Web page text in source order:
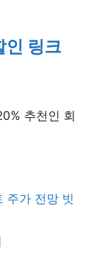
인 링크
추천인 회
주가 전망 빗